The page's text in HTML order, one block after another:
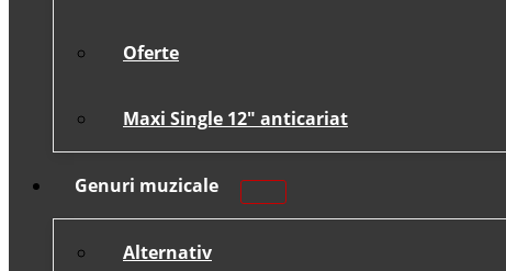
Oferte
Maxi Single 12″ anticariat
Genuri muzicale
Alternativ